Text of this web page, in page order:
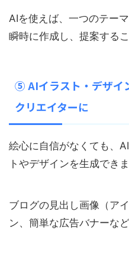
AIを使えば、一つのテー
瞬時に作成し、提案する
⑤ AIイラスト・デザイ
クリエイターに
絵心に自信がなくても、
トやデザインを生成できま
ブログの見出し画像（ア
ン、簡単な広告バナーな